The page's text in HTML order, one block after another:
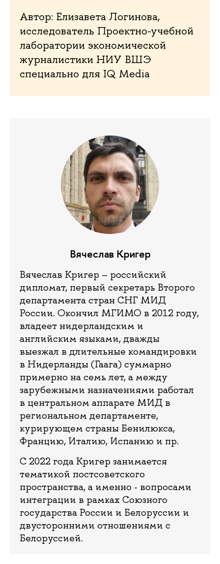
Автор: Елизавета Логинова,
исследователь Проектно-учебной
лаборатории экономической
журналистики НИУ ВШЭ
специально для IQ Media
Вячеслав Кригер
Вячеслав Кригер – российский
дипломат, первый секретарь Второго
департамента стран СНГ МИД
России. Окончил МГИМО в 2012 году,
владеет нидерландским и
английским языками, дважды
выезжал в длительные командировки
в Нидерланды (Гаага) суммарно
примерно на семь лет, а между
зарубежными назначениями работал
в центральном аппарате МИД в
региональном департаменте,
курирующем страны Бенилюкса,
Францию, Италию, Испанию и пр.
С 2022 года Кригер занимается
тематикой постсоветского
пространства, а именно - вопросами
интеграции в рамках Союзного
государства России и Белоруссии и
двусторонними отношениями с
Белоруссией.